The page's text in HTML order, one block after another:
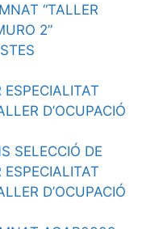
“TALLER
2”
ESPECIALITAT
D’OCUPACIÓ
SELECCIÓ DE
ESPECIALITAT
D’OCUPACIÓ